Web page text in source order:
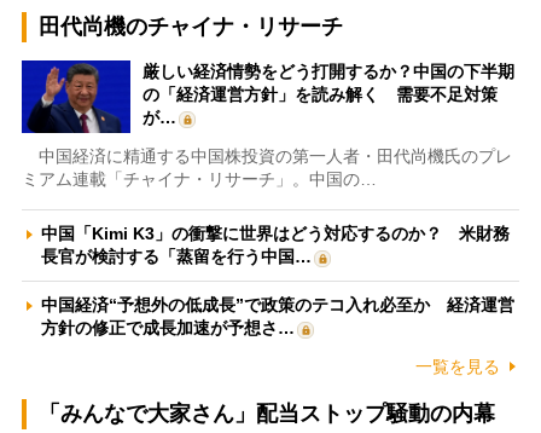
田代尚機のチャイナ・リサーチ
厳しい経済情勢をどう打開するか？中国の下半期
の「経済運営方針」を読み解く 需要不足対策
が…
中国経済に精通する中国株投資の第一人者・田代尚機氏のプレ
ミアム連載「チャイナ・リサーチ」。中国の…
中国「Kimi K3」の衝撃に世界はどう対応するのか？ 米財務
長官が検討する「蒸留を行う中国…
中国経済“予想外の低成長”で政策のテコ入れ必至か 経済運営
方針の修正で成長加速が予想さ…
一覧を見る
「みんなで大家さん」配当ストップ騒動の内幕